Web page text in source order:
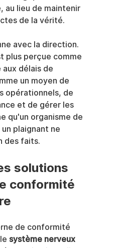
au lieu de maintenir
de la vérité.
avec la direction.
plus perçue comme
délais de
un moyen de
opérationnels, de
et de gérer les
qu'un organisme de
plaignant ne
des faits.
solutions
conformité
de conformité
système nerveux